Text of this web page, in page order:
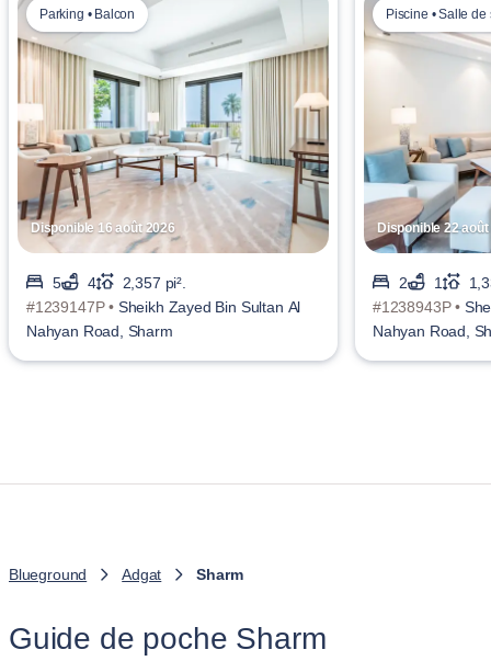
Disponible 16 août 2026
Parking • Balcon
5 4
2,357 pi².
#1239147P • Sheikh Zayed Bin Sultan Al
Nahyan Road, Sharm
Disponible 22
Piscine • Salle de
2 1
#1238943P •
Nahyan Road,
Blueground Adgat Sharm
Guide de poche Sharm